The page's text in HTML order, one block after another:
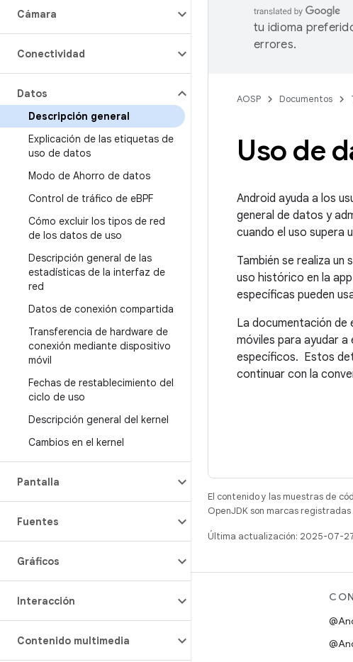
Cámara
Conectividad
Datos
Descripción general
Explicación de las etiquetas de
uso de datos
Modo de Ahorro de datos
Control de tráfico de eBPF
Cómo excluir los tipos de red
de los datos de uso
Descripción general de las
estadísticas de la interfaz de
red
Datos de conexión compartida
Transferencia de hardware de
conexión mediante dispositivo
móvil
Fechas de restablecimiento del
ciclo de uso
Descripción general del kernel
Cambios en el kernel
Pantalla
Fuentes
Gráficos
Interacción
Contenido multimedia
tu idioma
errores.
AOSP Documentos
Uso de
Android ayuda a los
general de datos y
cuando el uso supera
También se realiza
uso histórico en la
específicas pueden
La documentación
móviles para ayudar
específicos. Estos
continuar con la
El contenido y las muestras de
OpenJDK son marcas
Última actualización: 2025-07-
COMPILACIÓN
Repositorio de Android
Requisitos